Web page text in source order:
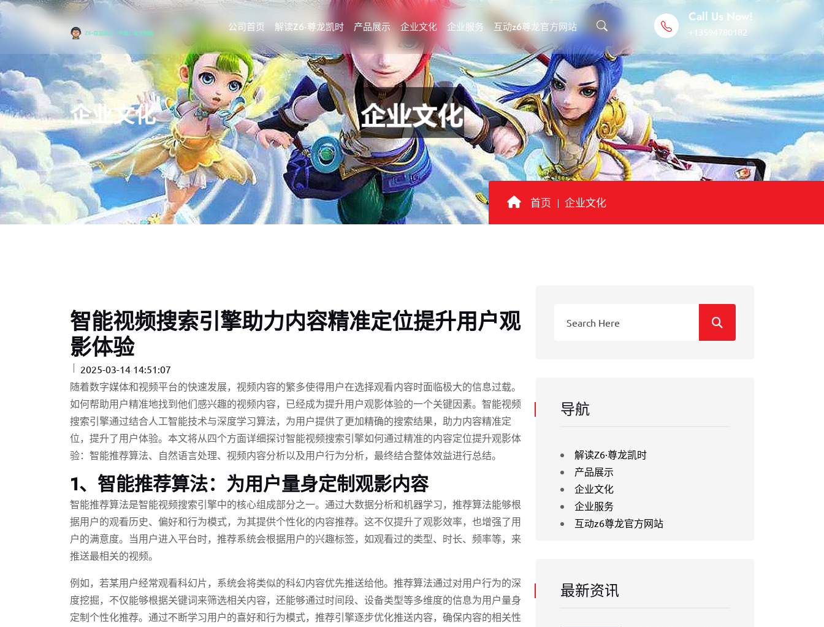
公司首页 解读Z6·尊龙凯时 产品展示 企业文化 企业服务 互动z6尊龙官方网站
Call Us Now!
+13594780182
企业文化
首页 企业文化
智能视频搜索引擎助力内容精准定位提升用户观
影体验
2025-03-14 14:51:07
随着数字媒体和视频平台的快速发展，视频内容的繁多使得用户在选择观看内容时面临极大的信息过载。
如何帮助用户精准地找到他们感兴趣的视频内容，已经成为提升用户观影体验的一个关键因素。智能视频
搜索引擎通过结合人工智能技术与深度学习算法，为用户提供了更加精确的搜索结果，助力内容精准定
位，提升了用户体验。本文将从四个方面详细探讨智能视频搜索引擎如何通过精准的内容定位提升观影体
验：智能推荐算法、自然语言处理、视频内容分析以及用户行为分析，最终结合整体效益进行总结。
1、智能推荐算法：为用户量身定制观影内容
智能推荐算法是智能视频搜索引擎中的核心组成部分之一。通过大数据分析和机器学习，推荐算法能够根
据用户的观看历史、偏好和行为模式，为其提供个性化的内容推荐。这不仅提升了观影效率，也增强了用
户的满意度。当用户进入平台时，推荐系统会根据用户的兴趣标签，如观看过的类型、时长、频率等，来
推送最相关的视频。
例如，若某用户经常观看科幻片，系统会将类似的科幻内容优先推送给他。推荐算法通过对用户行为的深
度挖掘，不仅能够根据关键词来筛选相关内容，还能够通过时间段、设备类型等多维度的信息为用户量身
定制个性化推荐。通过不断学习用户的喜好和行为模式，推荐引擎逐步优化推送内容，确保内容的相关性
导航
解读Z6·尊龙凯时
产品展示
企业文化
企业服务
互动z6尊龙官方网站
最新资讯